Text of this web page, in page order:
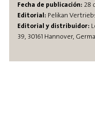
Fecha de publicación: 28
Editorial: Pelikan
Editorial y distribuidor:
39, 30161 Hannover,